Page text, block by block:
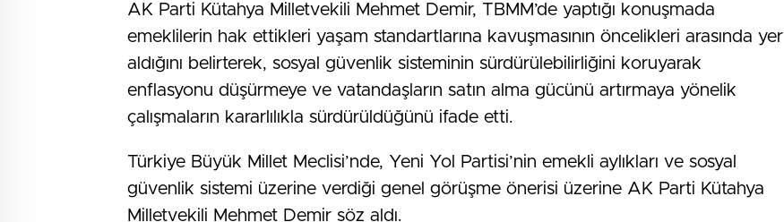
AK Parti Kütahya Milletvekili Mehmet Demir, TBMM’de yaptığı konuşmada
emeklilerin hak ettikleri yaşam standartlarına kavuşmasının öncelikleri arasında yer
aldığını belirterek, sosyal güvenlik sisteminin sürdürülebilirliğini koruyarak
enflasyonu düşürmeye ve vatandaşların satın alma gücünü artırmaya yönelik
çalışmaların kararlılıkla sürdürüldüğünü ifade etti.
Türkiye Büyük Millet Meclisi’nde, Yeni Yol Partisi’nin emekli aylıkları ve sosyal
güvenlik sistemi üzerine verdiği genel görüşme önerisi üzerine AK Parti Kütahya
Milletvekili Mehmet Demir söz aldı.